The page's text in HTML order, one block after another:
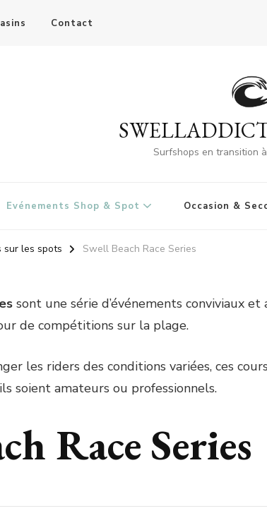
Contact
Surfshops en transition
Evénements Shop & Spot Occasion &
sur les spots Swell Beach Race Series
sont une série d’événements conviviaux
de compétitions sur la plage.
les riders des conditions variées, ces
soient amateurs ou professionnels.
Race Series